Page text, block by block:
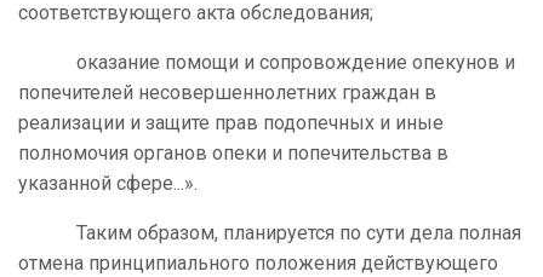
соответствующего акта обследования;
оказание помощи и сопровождение опекунов и
попечителей несовершеннолетних граждан в
реализации и защите прав подопечных и иные
полномочия органов опеки и попечительства в
указанной сфере...».
Таким образом, планируется по сути дела полная
отмена принципиального положения действующего